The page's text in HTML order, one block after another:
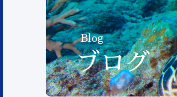
Blog
ブログ